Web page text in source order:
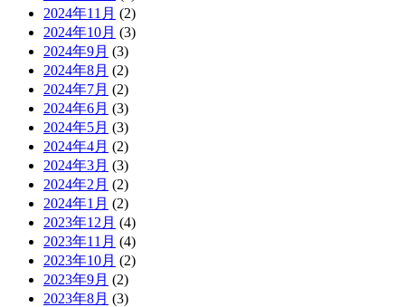
2024年11月 (2)
2024年10月 (3)
2024年9月 (3)
2024年8月 (2)
2024年7月 (2)
2024年6月 (3)
2024年5月 (3)
2024年4月 (2)
2024年3月 (3)
2024年2月 (2)
2024年1月 (2)
2023年12月 (4)
2023年11月 (4)
2023年10月 (2)
2023年9月 (2)
2023年8月 (3)